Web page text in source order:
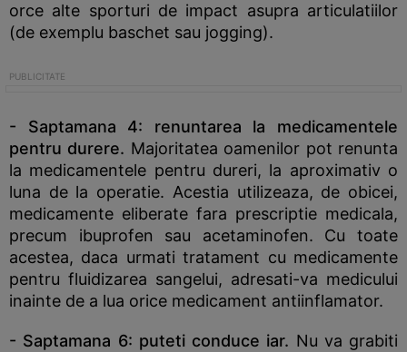
orce alte sporturi de impact asupra articulatiilor
(de exemplu baschet sau jogging).
- Saptamana 4:
renuntarea la medicamentele
pentru durere. Majoritatea oamenilor pot renunta
la medicamentele pentru dureri, la aproximativ o
luna de la operatie. Acestia utilizeaza, de obicei,
medicamente eliberate fara prescriptie medicala,
precum ibuprofen sau acetaminofen. Cu toate
acestea, daca urmati tratament cu medicamente
pentru fluidizarea sangelui, adresati-va medicului
inainte de a lua orice medicament antiinflamator.
- Saptamana 6: puteti conduce iar. Nu va grabiti